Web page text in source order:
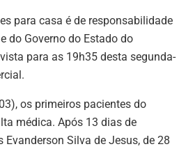
para casa é de responsabilidade
do Governo do Estado do
para as 19h35 desta segunda-
os primeiros pacientes do
médica. Após 13 dias de
Evanderson Silva de Jesus, de 28